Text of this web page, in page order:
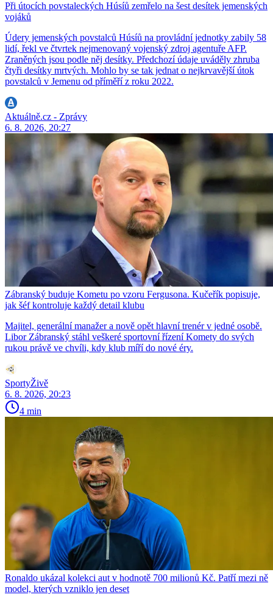
Při útocích povstaleckých Húsíů zemřelo na šest desítek jemenských
vojáků
Údery jemenských povstalců Húsíů na provládní jednotky zabily 58
lidí, řekl ve čtvrtek nejmenovaný vojenský zdroj agentuře AFP.
Zraněných jsou podle něj desítky. Předchozí údaje uváděly zhruba
čtyři desítky mrtvých. Mohlo by se tak jednat o nejkrvavější útok
povstalců v Jemenu od příměří z roku 2022.
Aktuálně.cz - Zprávy
6. 8. 2026, 20:27
Zábranský buduje Kometu po vzoru Fergusona. Kučeřík popisuje,
jak šéf kontroluje každý detail klubu
Majitel, generální manažer a nově opět hlavní trenér v jedné osobě.
Libor Zábranský stáhl veškeré sportovní řízení Komety do svých
rukou právě ve chvíli, kdy klub míří do nové éry.
SportyŽivě
6. 8. 2026, 20:23
4 min
Ronaldo ukázal kolekci aut v hodnotě 700 milionů Kč. Patří mezi ně
model, kterých vzniklo jen deset